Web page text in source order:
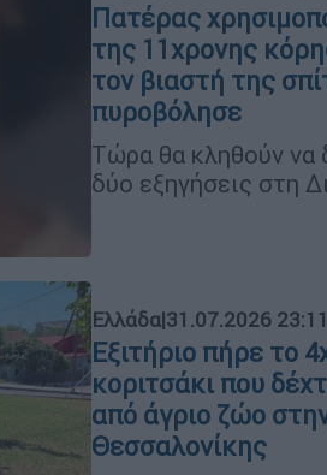
Πατέρας
της 11χρονης
τον βιαστή της
πυροβόλησε
Τώρα θα κληθούν να
δύο εξηγήσεις στη
Ελλάδα|31.07.2026 23:11
Εξιτήριο πήρε το
κοριτσάκι που
από άγριο ζώο
Θεσσαλονίκης